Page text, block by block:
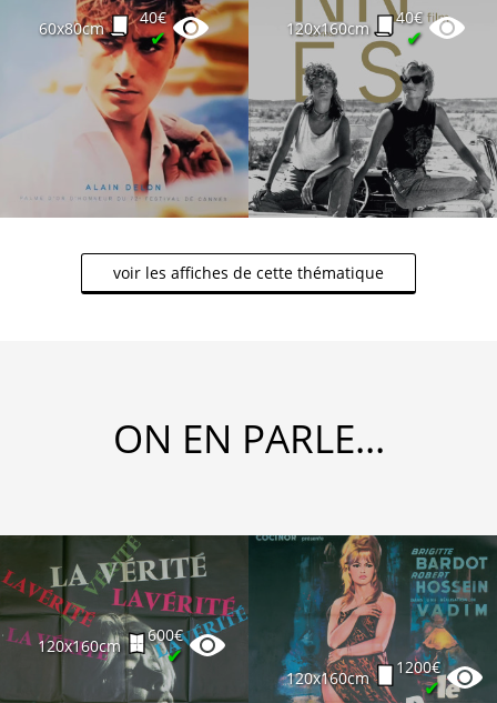
60x80cm
40€
✔ 120x160cm
40€
✔
voir les affiches de cette thématique
ON EN PARLE...
120x160cm
600€
✔
120x160cm
1200€
✔